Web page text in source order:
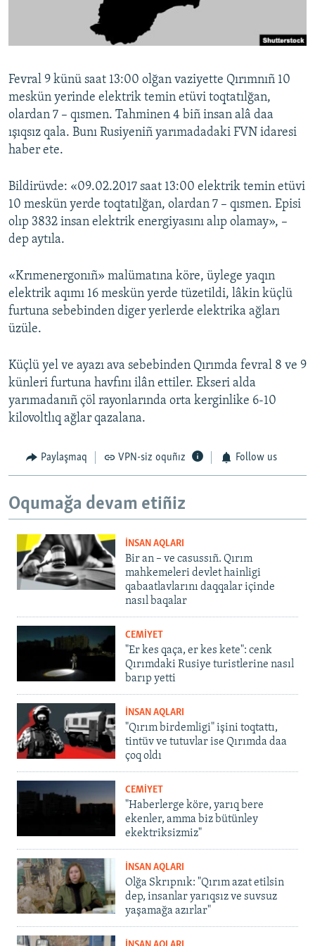
Українською
QOŞULIÑIZ!
RFE/RS bütün saytları
Fevral 9 künü saat 13:00 olğan vaziyette Qırımnıñ 10
meskün yerinde elektrik temin etüvi toqtatılğan,
olardan 7 – qısmen. Tahminen 4 biñ insan alâ daa
ışıqsız qala. Bunı Rusiyeniñ yarımadadaki FVN idaresi
haber ete.
Bildirüvde: «09.02.2017 saat 13:00 elektrik temin etüvi
10 meskün yerde toqtatılğan, olardan 7 – qısmen. Episi
olıp 3832 insan elektrik energiyasını alıp olamay», –
dep aytıla.
«Krımenergonıñ» malümatına köre, üylege yaqın
elektrik aqımı 16 meskün yerde tüzetildi, lâkin küçlü
furtuna sebebinden diger yerlerde elektrika ağları
üzüle.
Küçlü yel ve ayazı ava sebebinden Qırımda fevral 8 ve 9
künleri furtuna havfını ilân ettiler. Ekseri alda
yarımadanıñ çöl rayonlarında orta kerginlike 6-10
kilovoltlıq ağlar qazalana.
Paylaşmaq VPN-siz oquñız Follow us
Oqumağa devam etiñiz
İNSAN AQLARI
Bir an – ve casussıñ. Qırım
mahkemeleri devlet hainligi
qabaatlavlarını daqqalar içinde
nasıl baqalar
CEMİYET
"Er kes qaça, er kes kete": cenk
Qırımdaki Rusiye turistlerine nasıl
barıp yetti
İNSAN AQLARI
"Qırım birdemligi" işini toqtattı,
tintüv ve tutuvlar ise Qırımda daa
çoq oldı
CEMİYET
"Haberlerge köre, yarıq bere
ekenler, amma biz bütünley
ekektriksizmiz"
İNSAN AQLARI
Olğa Skrıpnık: "Qırım azat etilsin
dep, insanlar yarıqsız ve suvsuz
yaşamağa azırlar"